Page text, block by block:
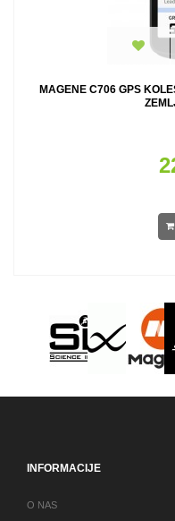
MAGENE C706 GPS
INFORMACIJE
O NAS